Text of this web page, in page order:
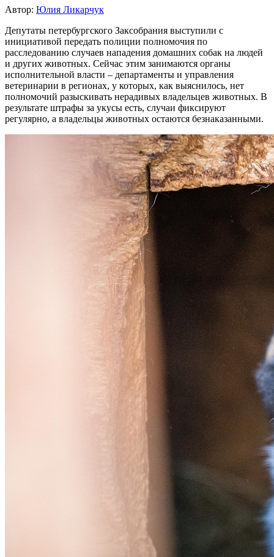
Автор: Юлия Ликарчук
Депутаты петербургского Заксобрания выступили с
инициативой передать полиции полномочия по
расследованию случаев нападения домашних собак на людей
и других животных. Сейчас этим занимаются органы
исполнительной власти – департаменты и управления
ветеринарии в регионах, у которых, как выяснилось, нет
полномочий разыскивать нерадивых владельцев животных. В
результате штрафы за укусы есть, случаи фиксируют
регулярно, а владельцы животных остаются безнаказанными.